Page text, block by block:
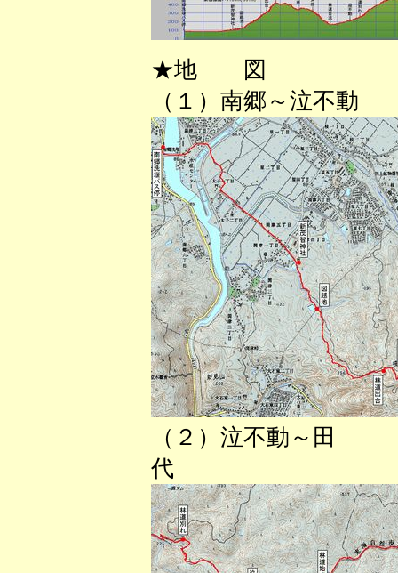
★地 図
（１）南郷～泣不動
（２）泣不動～田